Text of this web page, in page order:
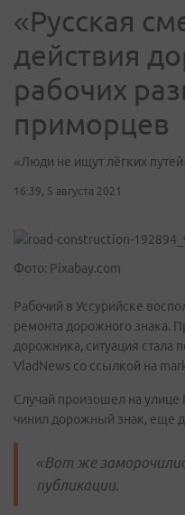
«Русская
действия
рабочих
приморцев
«Люди не ищут лёгких
16:39, 5 августа 2021
Фото: Pixabay.com
Рабочий в Уссурийске
ремонта дорожного знака.
дорожника, ситуация стала
VladNews со ссылкой на
Случай произошел на улице
чинил дорожный знак, еще
«Вот же
публикации.